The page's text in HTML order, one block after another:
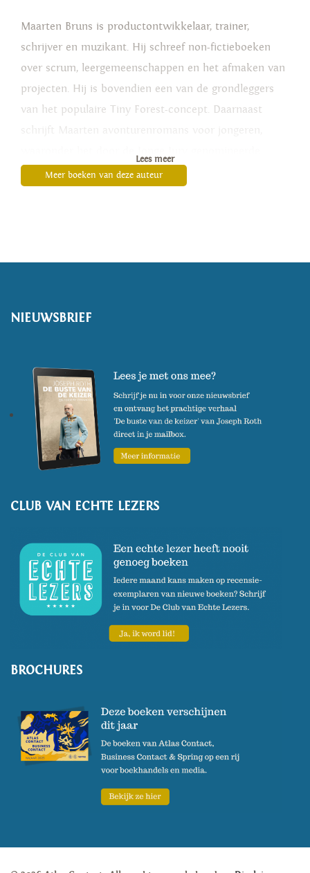
Maarten Bruns is productontwikkelaar, trainer,
schrijver en muzikant. Hij schreef non-fictieboeken
over scrum, leergemeenschappen en het afmaken van
projecten. Hij is bovendien een van de grondleggers
van het populaire Tiny Forest-concept. Daarnaast
'Dertiendagh'en 'Het oog van de dageraad
Lees meer
Meer boeken van deze auteur
NIEUWSBRIEF
CLUB VAN ECHTE LEZERS
BROCHURES